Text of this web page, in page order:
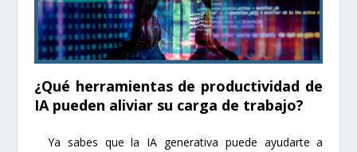
¿Qué herramientas de productividad de
IA pueden aliviar su carga de trabajo?
Ya sabes que la IA generativa puede ayudarte a